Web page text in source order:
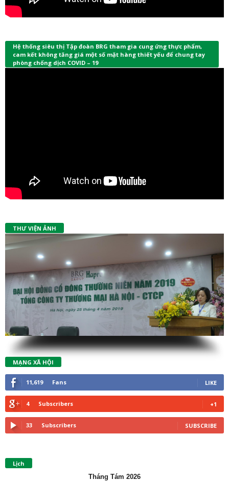
Hệ thống siêu thị Tập đoàn BRG tham gia cung ứng thực phẩm,
cam kết không tăng giá một số mặt hàng thiết yếu để chung tay
phòng chống dịch COVID – 19
THƯ VIỆN ẢNH
MẠNG XÃ HỘI
11,619 Fans LIKE
4 Subscribers +1
33 Subscribers SUBSCRIBE
Lịch
Tháng Tám 2026